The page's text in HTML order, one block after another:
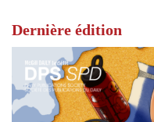
Dernière édition